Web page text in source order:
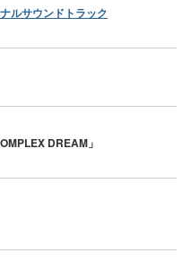
ルサウンドトラック
DREAM」